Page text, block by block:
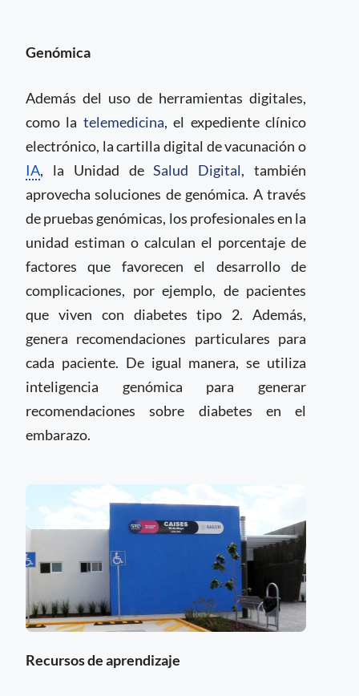
Genómica
Además del uso de herramientas digitales,
como la telemedicina, el expediente clínico
electrónico, la cartilla digital de vacunación o
IA, la Unidad deSalud Digital, también
aprovecha soluciones de genómica. A través
de pruebas genómicas, los profesionales en la
unidad estiman o calculan el porcentaje de
factores que favorecen el desarrollo de
complicaciones, por ejemplo, de pacientes
que viven con diabetes tipo 2. Además,
genera recomendaciones particulares para
cada paciente. De igual manera, se utiliza
inteligencia genómica para generar
recomendaciones sobre diabetes en el
embarazo.
Recursos de aprendizaje